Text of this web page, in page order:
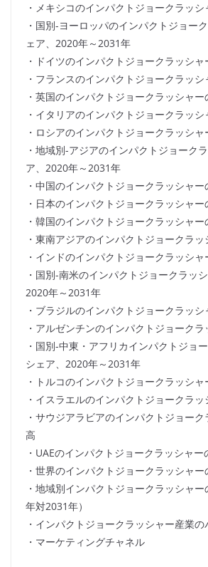
・メキシコのインパクトジョークラッ
・国別-ヨーロッパのインパクトジョー
ェア、2020年～2031年
・ドイツのインパクトジョークラッシ
・フランスのインパクトジョークラッ
・英国のインパクトジョークラッシャー
・イタリアのインパクトジョークラッ
・ロシアのインパクトジョークラッシ
・地域別-アジアのインパクトジョーク
ア、2020年～2031年
・中国のインパクトジョークラッシャー
・日本のインパクトジョークラッシャー
・韓国のインパクトジョークラッシャー
・東南アジアのインパクトジョークラ
・インドのインパクトジョークラッシ
・国別-南米のインパクトジョークラッ
2020年～2031年
・ブラジルのインパクトジョークラッ
・アルゼンチンのインパクトジョーク
・国別-中東・アフリカインパクトジョ
シェア、2020年～2031年
・トルコのインパクトジョークラッシ
・イスラエルのインパクトジョークラ
・サウジアラビアのインパクトジョー
高
・UAEのインパクトジョークラッシャー
・世界のインパクトジョークラッシャー
・地域別インパクトジョークラッシャ
年対2031年）
・インパクトジョークラッシャー産業
・マーケティングチャネル